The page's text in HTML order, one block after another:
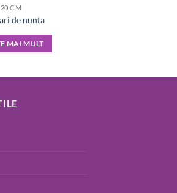
CM
de nunta
MAI MULT